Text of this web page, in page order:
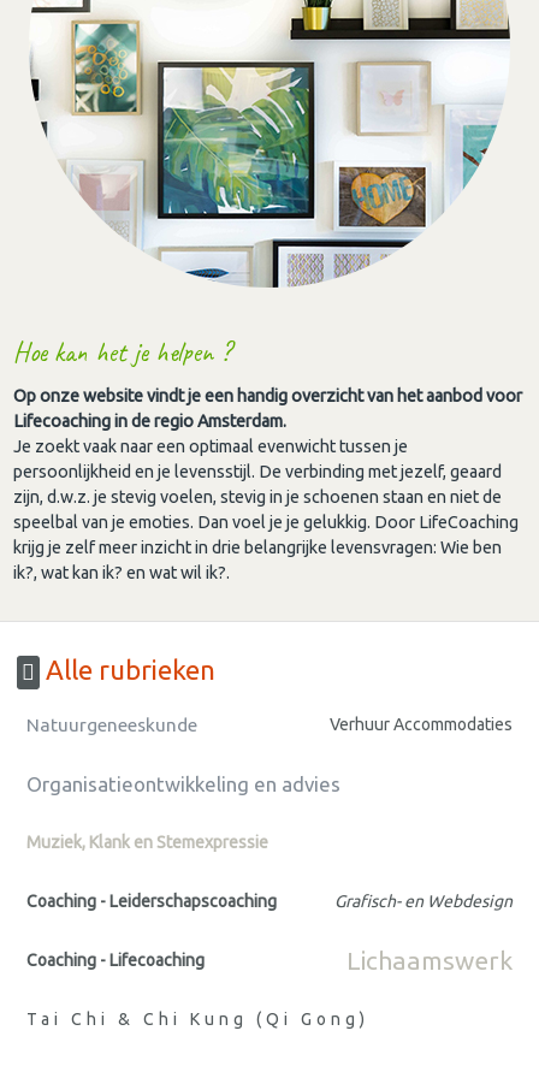
Hoe kan het je helpen ?
Op onze website vindt je een handig overzicht van het aanbod voor
Lifecoaching in de regio Amsterdam.
Je zoekt vaak naar een optimaal evenwicht tussen je
persoonlijkheid en je levensstijl. De verbinding met jezelf, geaard
zijn, d.w.z. je stevig voelen, stevig in je schoenen staan en niet de
speelbal van je emoties. Dan voel je je gelukkig. Door LifeCoaching
krijg je zelf meer inzicht in drie belangrijke levensvragen: Wie ben
ik?, wat kan ik? en wat wil ik?.
Alle rubrieken
Natuurgeneeskunde Verhuur Accommodaties
Organisatieontwikkeling en advies
Muziek, Klank en Stemexpressie
Coaching - Leiderschapscoaching Grafisch- en Webdesign
Coaching - Lifecoaching Lichaamswerk
Tai Chi & Chi Kung (Qi Gong)